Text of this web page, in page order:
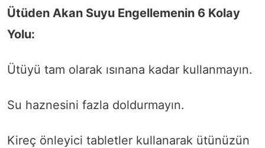
Ütüden Akan Suyu Engellemenin 6 Kolay
Yolu:
Ütüyü tam olarak ısınana kadar kullanmayın.
Su haznesini fazla doldurmayın.
Kireç önleyici tabletler kullanarak ütünüzün